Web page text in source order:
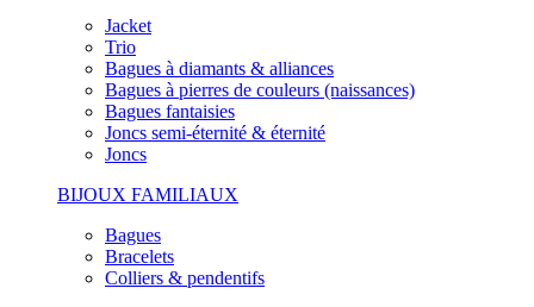
Jacket
Trio
Bagues à diamants & alliances
Bagues à pierres de couleurs (naissances)
Bagues fantaisies
Joncs semi-éternité & éternité
Joncs
BIJOUX FAMILIAUX
Bagues
Bracelets
Colliers & pendentifs